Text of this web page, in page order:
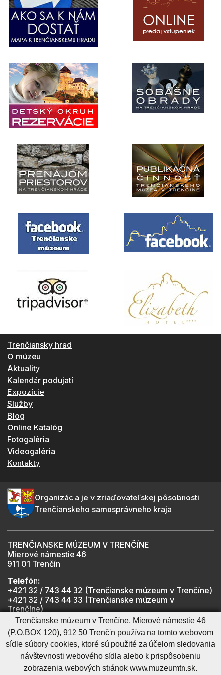
Trenčiansky hrad
O múzeu
Aktuality
Kalendár podujatí
Expozície
Služby
Blog
Online Katalóg
Fotogaléria
Videogaléria
Kontakty
Organizácia je v zriaďovateľskej pôsobnosti
Trenčianskeho samosprávneho kraja
TRENČIANSKE MÚZEUM V TRENČÍNE
Mierové námestie 46
911 01 Trenčín
Telefón:
+421 32 / 743 44 32 (Trenčianske múzeum v Trenčíne)
+421 32 / 743 44 33 (Trenčianske múzeum v
Trenčíne)
+421 901 918 825 (Trenčiansky hrad - informátor -
počas otváracích hodín hradu)
Mapa stránkyRSSCookies nastavenieOchrana osobných údajov
Cookies - viac informáciíVyhlásenie o prístupnosti
Trenčianske múzeum v Trenčíne, Mierové námestie 46
(P.O.BOX 120), 912 50 Trenčín používa na tomto webovom
sídle súbory cookies, ktoré sú použité za účelom sledovania
návštevnosti webového sídla alebo k prispôsobeniu
zobrazenia webových stránok www.muzeumtn.sk.